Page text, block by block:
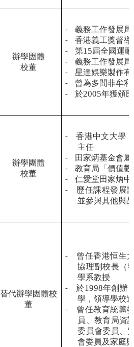
辦學團體
校董
-
義務工作發展局
-
香港義工獎督
-
第15屆全國運
-
義務工作發展
-
星達娛樂製作
-
曾為多間非牟
-
於2005年獲頒
辦學團體
校董
-
香港中文大學
主任
-
田家炳基金會
-
教育局「價值
-
仁愛堂田家炳
-
歷任課程發展
並參與其他與
替代辦學團體校
董
-
曾任香港恒生
協理副校長（
學系教授
-
於1998年創辦
學，領導學校
-
曾任教育統籌
員、教育局資
委員會委員、
會委員及家庭